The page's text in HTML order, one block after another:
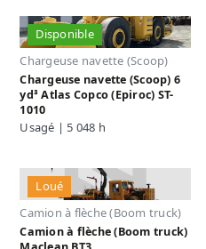
Disponible
Chargeuse navette (Scoop)
Chargeuse navette (Scoop) 6
yd³ Atlas Copco (Epiroc) ST-
1010
Usagé | 5 048 h
Loué
Camion à flèche (Boom truck)
Camion à flèche (Boom truck)